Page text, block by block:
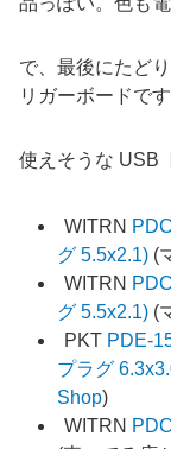
で、最後にたど
リガーボードです
使えそうな USB
WITRN
グ 5.5x2.1) (
WITRN
グ 5.5x2.1) (
PKT PDE-
プラグ
Shop)
WITRN